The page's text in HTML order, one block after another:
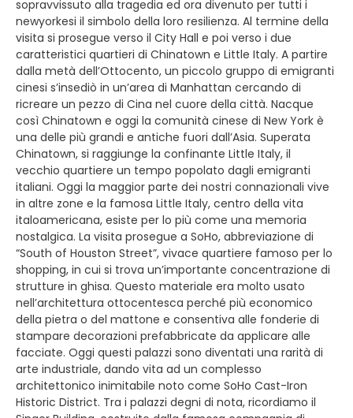
sopravvissuto alla tragedia ed ora divenuto per tutti i
newyorkesi il simbolo della loro resilienza. Al termine della
visita si prosegue verso il City Hall e poi verso i due
caratteristici quartieri di Chinatown e Little Italy. A partire
dalla metà dell’Ottocento, un piccolo gruppo di emigranti
cinesi s’insediò in un’area di Manhattan cercando di
ricreare un pezzo di Cina nel cuore della città. Nacque
così Chinatown e oggi la comunità cinese di New York è
una delle più grandi e antiche fuori dall’Asia. Superata
Chinatown, si raggiunge la confinante Little Italy, il
vecchio quartiere un tempo popolato dagli emigranti
italiani. Oggi la maggior parte dei nostri connazionali vive
in altre zone e la famosa Little Italy, centro della vita
italoamericana, esiste per lo più come una memoria
nostalgica. La visita prosegue a SoHo, abbreviazione di
“South of Houston Street”, vivace quartiere famoso per lo
shopping, in cui si trova un’importante concentrazione di
strutture in ghisa. Questo materiale era molto usato
nell’architettura ottocentesca perché più economico
della pietra o del mattone e consentiva alle fonderie di
stampare decorazioni prefabbricate da applicare alle
facciate. Oggi questi palazzi sono diventati una rarità di
arte industriale, dando vita ad un complesso
architettonico inimitabile noto come SoHo Cast-Iron
Historic District. Tra i palazzi degni di nota, ricordiamo il